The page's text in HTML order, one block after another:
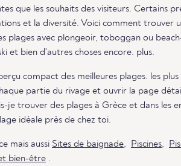
que les souhaits des visiteurs. Certains
et la diversité. Voici comment trouver
plages avec plongeoir, toboggan ou
et bien d'autres choses encore. plus.
compact des meilleures plages. les plus
partie du rivage et ouvrir la page
je trouver des plages à Grèce et dans les
idéale près de chez toi.
mais aussi Sites de baignade, Piscines,
bien-être .